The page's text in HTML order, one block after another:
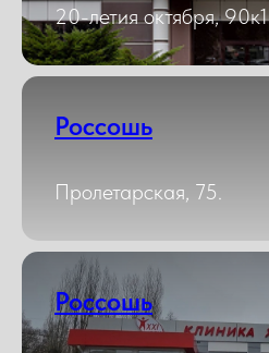
20-летия октября, 90к1
Россошь
Пролетарская, 75.
Россошь